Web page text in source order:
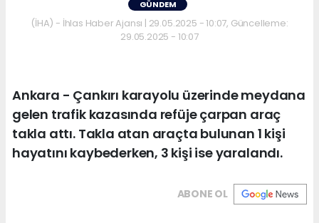
GÜNDEM
(İHA) - İhlas Haber Ajansı | 29.05.2025 - 10:07, Güncelleme:
29.05.2025 - 10:07
Ankara - Çankırı karayolu üzerinde meydana
gelen trafik kazasında refüje çarpan araç
takla attı. Takla atan araçta bulunan 1 kişi
hayatını kaybederken, 3 kişi ise yaralandı.
ABONE OL